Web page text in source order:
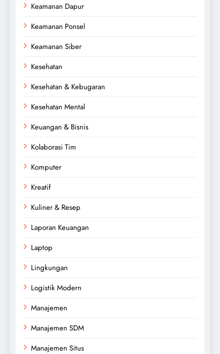
Keamanan Dapur
Keamanan Ponsel
Keamanan Siber
Kesehatan
Kesehatan & Kebugaran
Kesehatan Mental
Keuangan & Bisnis
Kolaborasi Tim
Komputer
Kreatif
Kuliner & Resep
Laporan Keuangan
Laptop
Lingkungan
Logistik Modern
Manajemen
Manajemen SDM
Manajemen Situs